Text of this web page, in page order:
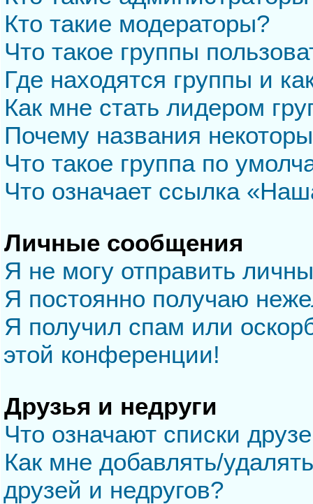
Кто такие модераторы?
Что такое группы
Где находятся группы и
Как мне стать лидером
Почему названия
Что такое группа по
Что означает ссылка
Личные сообщения
Я не могу отправить
Я постоянно получаю
Я получил спам или
этой конференции!
Друзья и недруги
Что означают списки
Как мне добавлять/
друзей и недругов?